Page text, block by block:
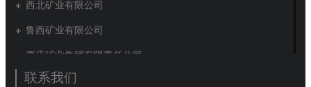
西北矿业有限公司
鲁西矿业有限公司
枣庄矿业集团有限责任公司
兖矿新疆能化有限公司
联系我们